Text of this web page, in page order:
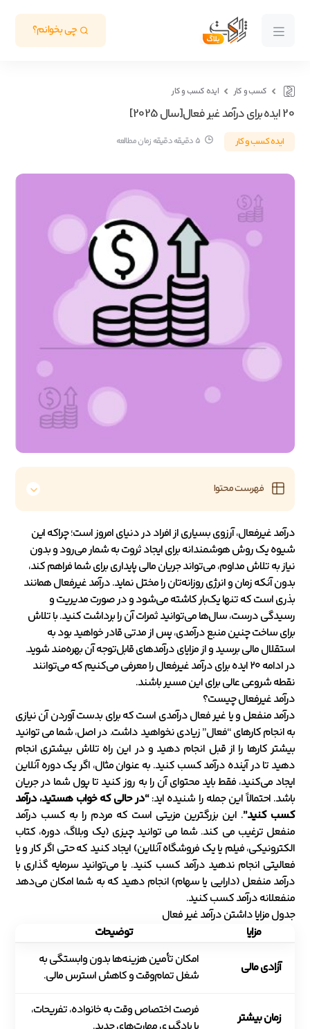
چی بخوانم؟
کسب و کار ایده کسب و کار
20 ایده برای درآمد غیر فعال[سال 2025]
ایده کسب و کار 5 دقیقه دقیقه زمان مطالعه
فهرست محتوا
درآمد غیرفعال، آرزوی بسیاری از افراد در دنیای امروز است؛ چراکه این
شیوه یک روش هوشمندانه برای ایجاد ثروت به شمار می‌رود و بدون
نیاز به تلاش مداوم، می‌تواند جریان مالی پایداری برای شما فراهم کند،
بدون آنکه زمان و انرژی روزانه‌تان را مختل نماید. درآمد غیرفعال همانند
بذری است که تنها یک‌بار کاشته می‌شود و در صورت مدیریت و
رسیدگی درست، سال‌ها می‌توانید ثمرات آن را برداشت کنید. با تلاش
برای ساخت چنین منبع درآمدی، پس از مدتی قادر خواهید بود به
استقلال مالی برسید و از مزایای درآمدهای قابل‌توجه آن بهره‌مند شوید.
در ادامه ۲۰ ایده برای درآمد غیرفعال را معرفی می‌کنیم که می‌توانند
نقطه شروعی عالی برای این مسیر باشند.
درآمد غیرفعال چیست؟
درآمد منفعل و یا غیر فعال درآمدی است که برای بدست آوردن آن نیازی
به انجام کارهای “فعال” زیادی نخواهید داشت. در اصل، شما می توانید
بیشتر کارها را از قبل انجام دهید و در این راه تلاش بیشتری انجام
دهید تا در آینده درآمد کسب کنید. به عنوان مثال، اگر یک دوره آنلاین
ایجاد می‌کنید، فقط باید محتوای آن را به روز کنید تا پول شما در جریان
باشد. احتمالاً این جمله را شنیده اید:“در حالی که خواب هستید، درآمد
کسب کنید”. این بزرگترین مزیتی است که مردم را به کسب درآمد
منفعل ترغیب می کند. شما می توانید چیزی (یک وبلاگ، دوره، کتاب
الکترونیکی، فیلم یا یک فروشگاه آنلاین) ایجاد کنید که حتی اگر کار و یا
فعالیتی انجام ندهید درآمد کسب کنید. یا می‌توانید سرمایه گذاری با
درآمد منفعل (دارایی یا سهام) انجام دهید که به شما امکان می‌دهد
منفعلانه درآمد کسب کنید.
جدول مزایا داشتن درآمد غیر فعال
مزایا
توضیحات
آزادی مالی
امکان تأمین هزینه‌ها بدون وابستگی به
شغل تمام‌وقت و کاهش استرس مالی.
زمان بیشتر
فرصت اختصاص وقت به خانواده، تفریحات،